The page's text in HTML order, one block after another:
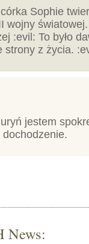
Sophie
wojny światowej.
:evil: To było
strony z życia.
jestem
News: